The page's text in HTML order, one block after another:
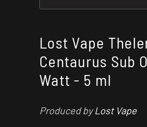
Lost Vape
Centaurus Sub
Watt - 5 ml
Produced byLost Vape